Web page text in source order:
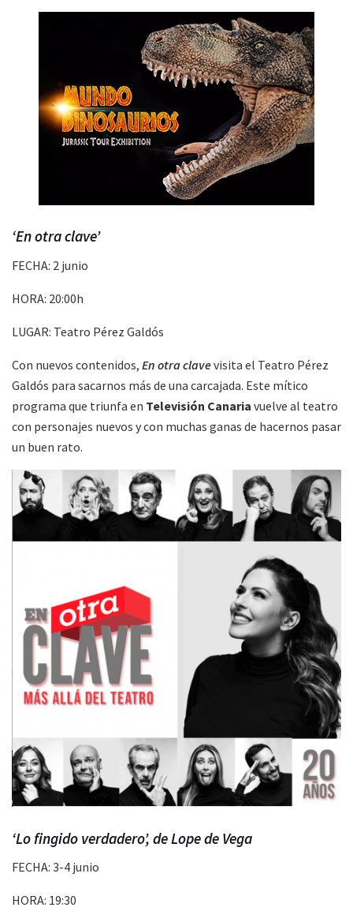
‘En otra clave’
FECHA: 2 junio
HORA: 20:00h
LUGAR: Teatro Pérez Galdós
Con nuevos contenidos, En otra clavevisita el Teatro Pérez
Galdós para sacarnos más de una carcajada. Este mítico
programa que triunfa en Televisión Canaria vuelve al teatro
con personajes nuevos y con muchas ganas de hacernos pasar
un buen rato.
‘Lo fingido verdadero’, de Lope de Vega
FECHA: 3-4 junio
HORA: 19:30